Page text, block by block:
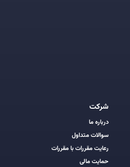
شرکت
درباره ما
سوالات متداول
رعایت مقررات با مقررات
حمایت مالی